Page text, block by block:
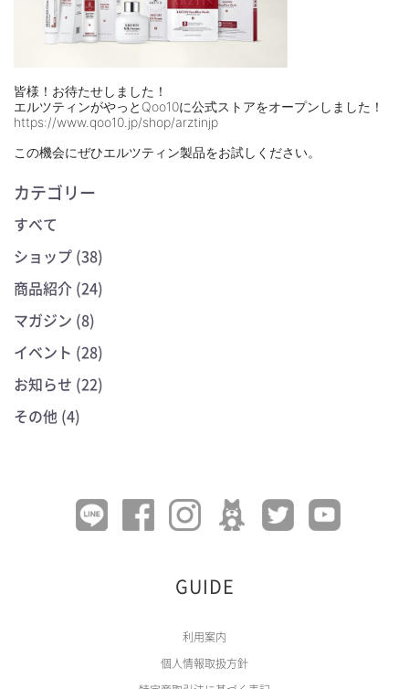
皆様！お待たせしました！
エルツティンがやっとQoo10に公式ストアをオープンしました！
https://www.qoo10.jp/shop/arztinjp
この機会にぜひエルツティン製品をお試しください。
カテゴリー
すべて
ショップ (38)
商品紹介 (24)
マガジン (8)
イベント (28)
お知らせ (22)
その他 (4)
GUIDE
利用案内
個人情報取扱方針